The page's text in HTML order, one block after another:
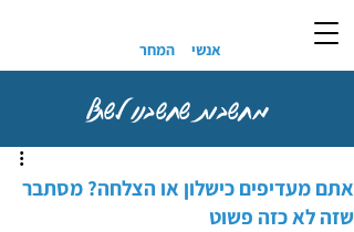
אנשי המחר
מחשבות שחשבנו לשתף
אתם מעדיפים כישלון או הצלחה? מסתבר
שזה לא כזה פשוט